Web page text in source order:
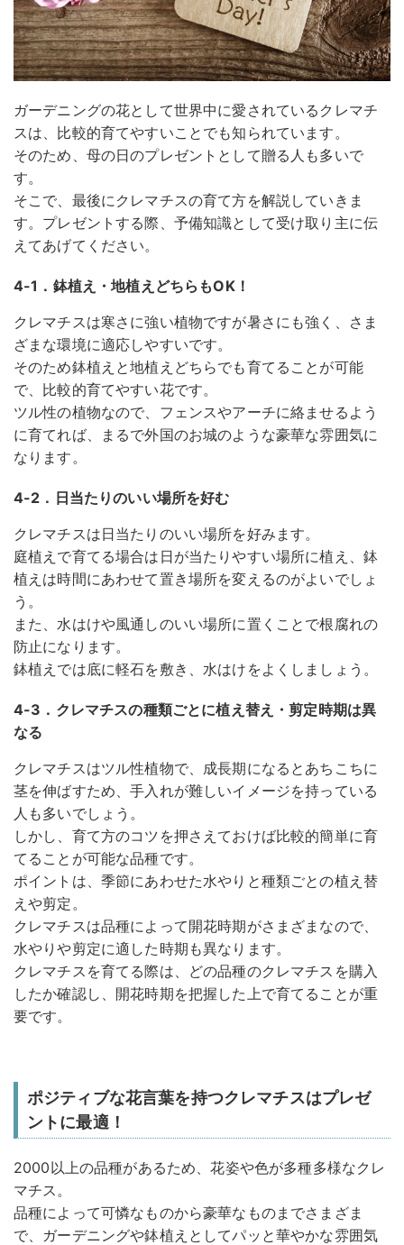
ガーデニングの花として世界中に愛されているクレマチ
スは、比較的育てやすいことでも知られています。
そのため、母の日のプレゼントとして贈る人も多いで
す。
そこで、最後にクレマチスの育て方を解説していきま
す。プレゼントする際、予備知識として受け取り主に伝
えてあげてください。
4-1．鉢植え・地植えどちらもOK！
クレマチスは寒さに強い植物ですが暑さにも強く、さま
ざまな環境に適応しやすいです。
そのため鉢植えと地植えどちらでも育てることが可能
で、比較的育てやすい花です。
ツル性の植物なので、フェンスやアーチに絡ませるよう
に育てれば、まるで外国のお城のような豪華な雰囲気に
なります。
4-2．日当たりのいい場所を好む
クレマチスは日当たりのいい場所を好みます。
庭植えで育てる場合は日が当たりやすい場所に植え、鉢
植えは時間にあわせて置き場所を変えるのがよいでしょ
う。
また、水はけや風通しのいい場所に置くことで根腐れの
防止になります。
鉢植えでは底に軽石を敷き、水はけをよくしましょう。
4-3．クレマチスの種類ごとに植え替え・剪定時期は異
なる
クレマチスはツル性植物で、成長期になるとあちこちに
茎を伸ばすため、手入れが難しいイメージを持っている
人も多いでしょう。
しかし、育て方のコツを押さえておけば比較的簡単に育
てることが可能な品種です。
ポイントは、季節にあわせた水やりと種類ごとの植え替
えや剪定。
クレマチスは品種によって開花時期がさまざまなので、
水やりや剪定に適した時期も異なります。
クレマチスを育てる際は、どの品種のクレマチスを購入
したか確認し、開花時期を把握した上で育てることが重
要です。
ポジティブな花言葉を持つクレマチスはプレゼ
ントに最適！
2000以上の品種があるため、花姿や色が多種多様なクレ
マチス。
品種によって可憐なものから豪華なものまでさまざま
で、ガーデニングや鉢植えとしてパッと華やかな雰囲気